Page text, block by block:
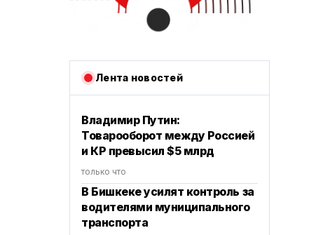
Лента новостей
‎Владимир Путин:
Товарооборот между Россией
и КР превысил $5 млрд
только что
В Бишкеке усилят контроль за
водителями муниципального
транспорта